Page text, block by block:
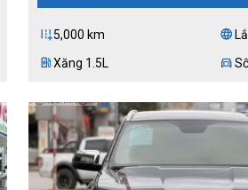
add_road5,000 km language
ev_stationXăng 1.5L directions_car